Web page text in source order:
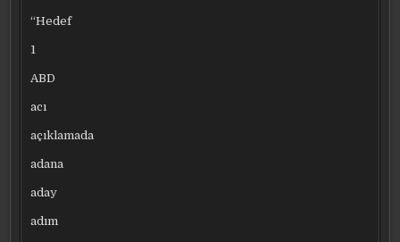
“Hedef
1
ABD
acı
açıklamada
adana
aday
adım